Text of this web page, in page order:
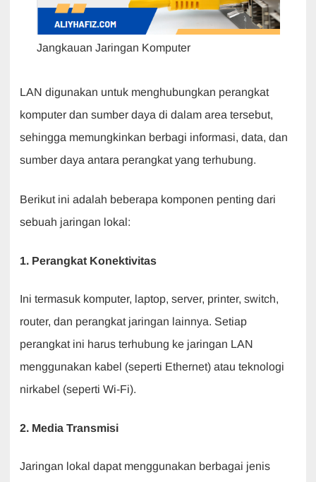
Jangkauan Jaringan Komputer
LAN digunakan untuk menghubungkan perangkat
komputer dan sumber daya di dalam area tersebut,
sehingga memungkinkan berbagi informasi, data, dan
sumber daya antara perangkat yang terhubung.
Berikut ini adalah beberapa komponen penting dari
sebuah jaringan lokal:
1. Perangkat Konektivitas
Ini termasuk komputer, laptop, server, printer, switch,
router, dan perangkat jaringan lainnya. Setiap
perangkat ini harus terhubung ke jaringan LAN
menggunakan kabel (seperti Ethernet) atau teknologi
nirkabel (seperti Wi-Fi).
2. Media Transmisi
Jaringan lokal dapat menggunakan berbagai jenis